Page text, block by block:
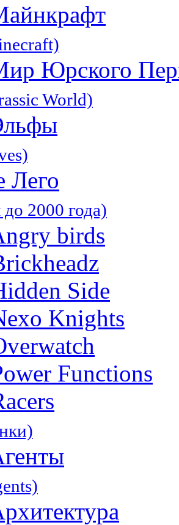
Юрского
World)
Лего
2000 года)
birds
Side
Knights
Functions